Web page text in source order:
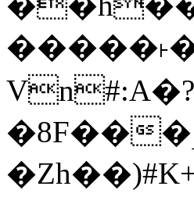
�8F���ݛ��*\��U��S